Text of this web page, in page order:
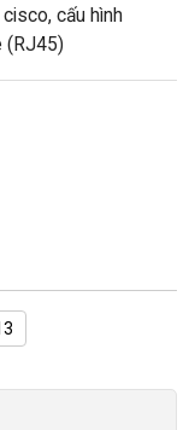
cấu hình
(RJ45)